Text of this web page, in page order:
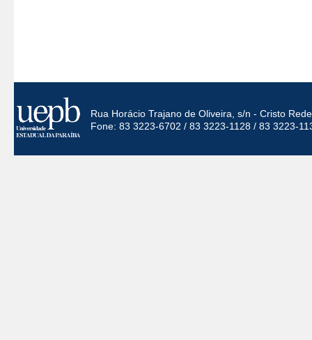
Rua Horácio Trajano de Oliveira, s/n - Cristo
Fone: 83 3223-6702 / 83 3223-1128 / 83 3223-